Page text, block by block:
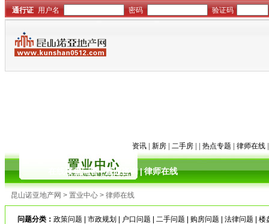
资讯 新房 二手房 热点专题 律师在线
在线楼盘问答|置业咨询|律师在线
昆山诺亚地产网 > 置业中心 > 律师在线
问题分类： 政策问题 市政规划 户口问题 二手问题 购房问题 法律问题 楼